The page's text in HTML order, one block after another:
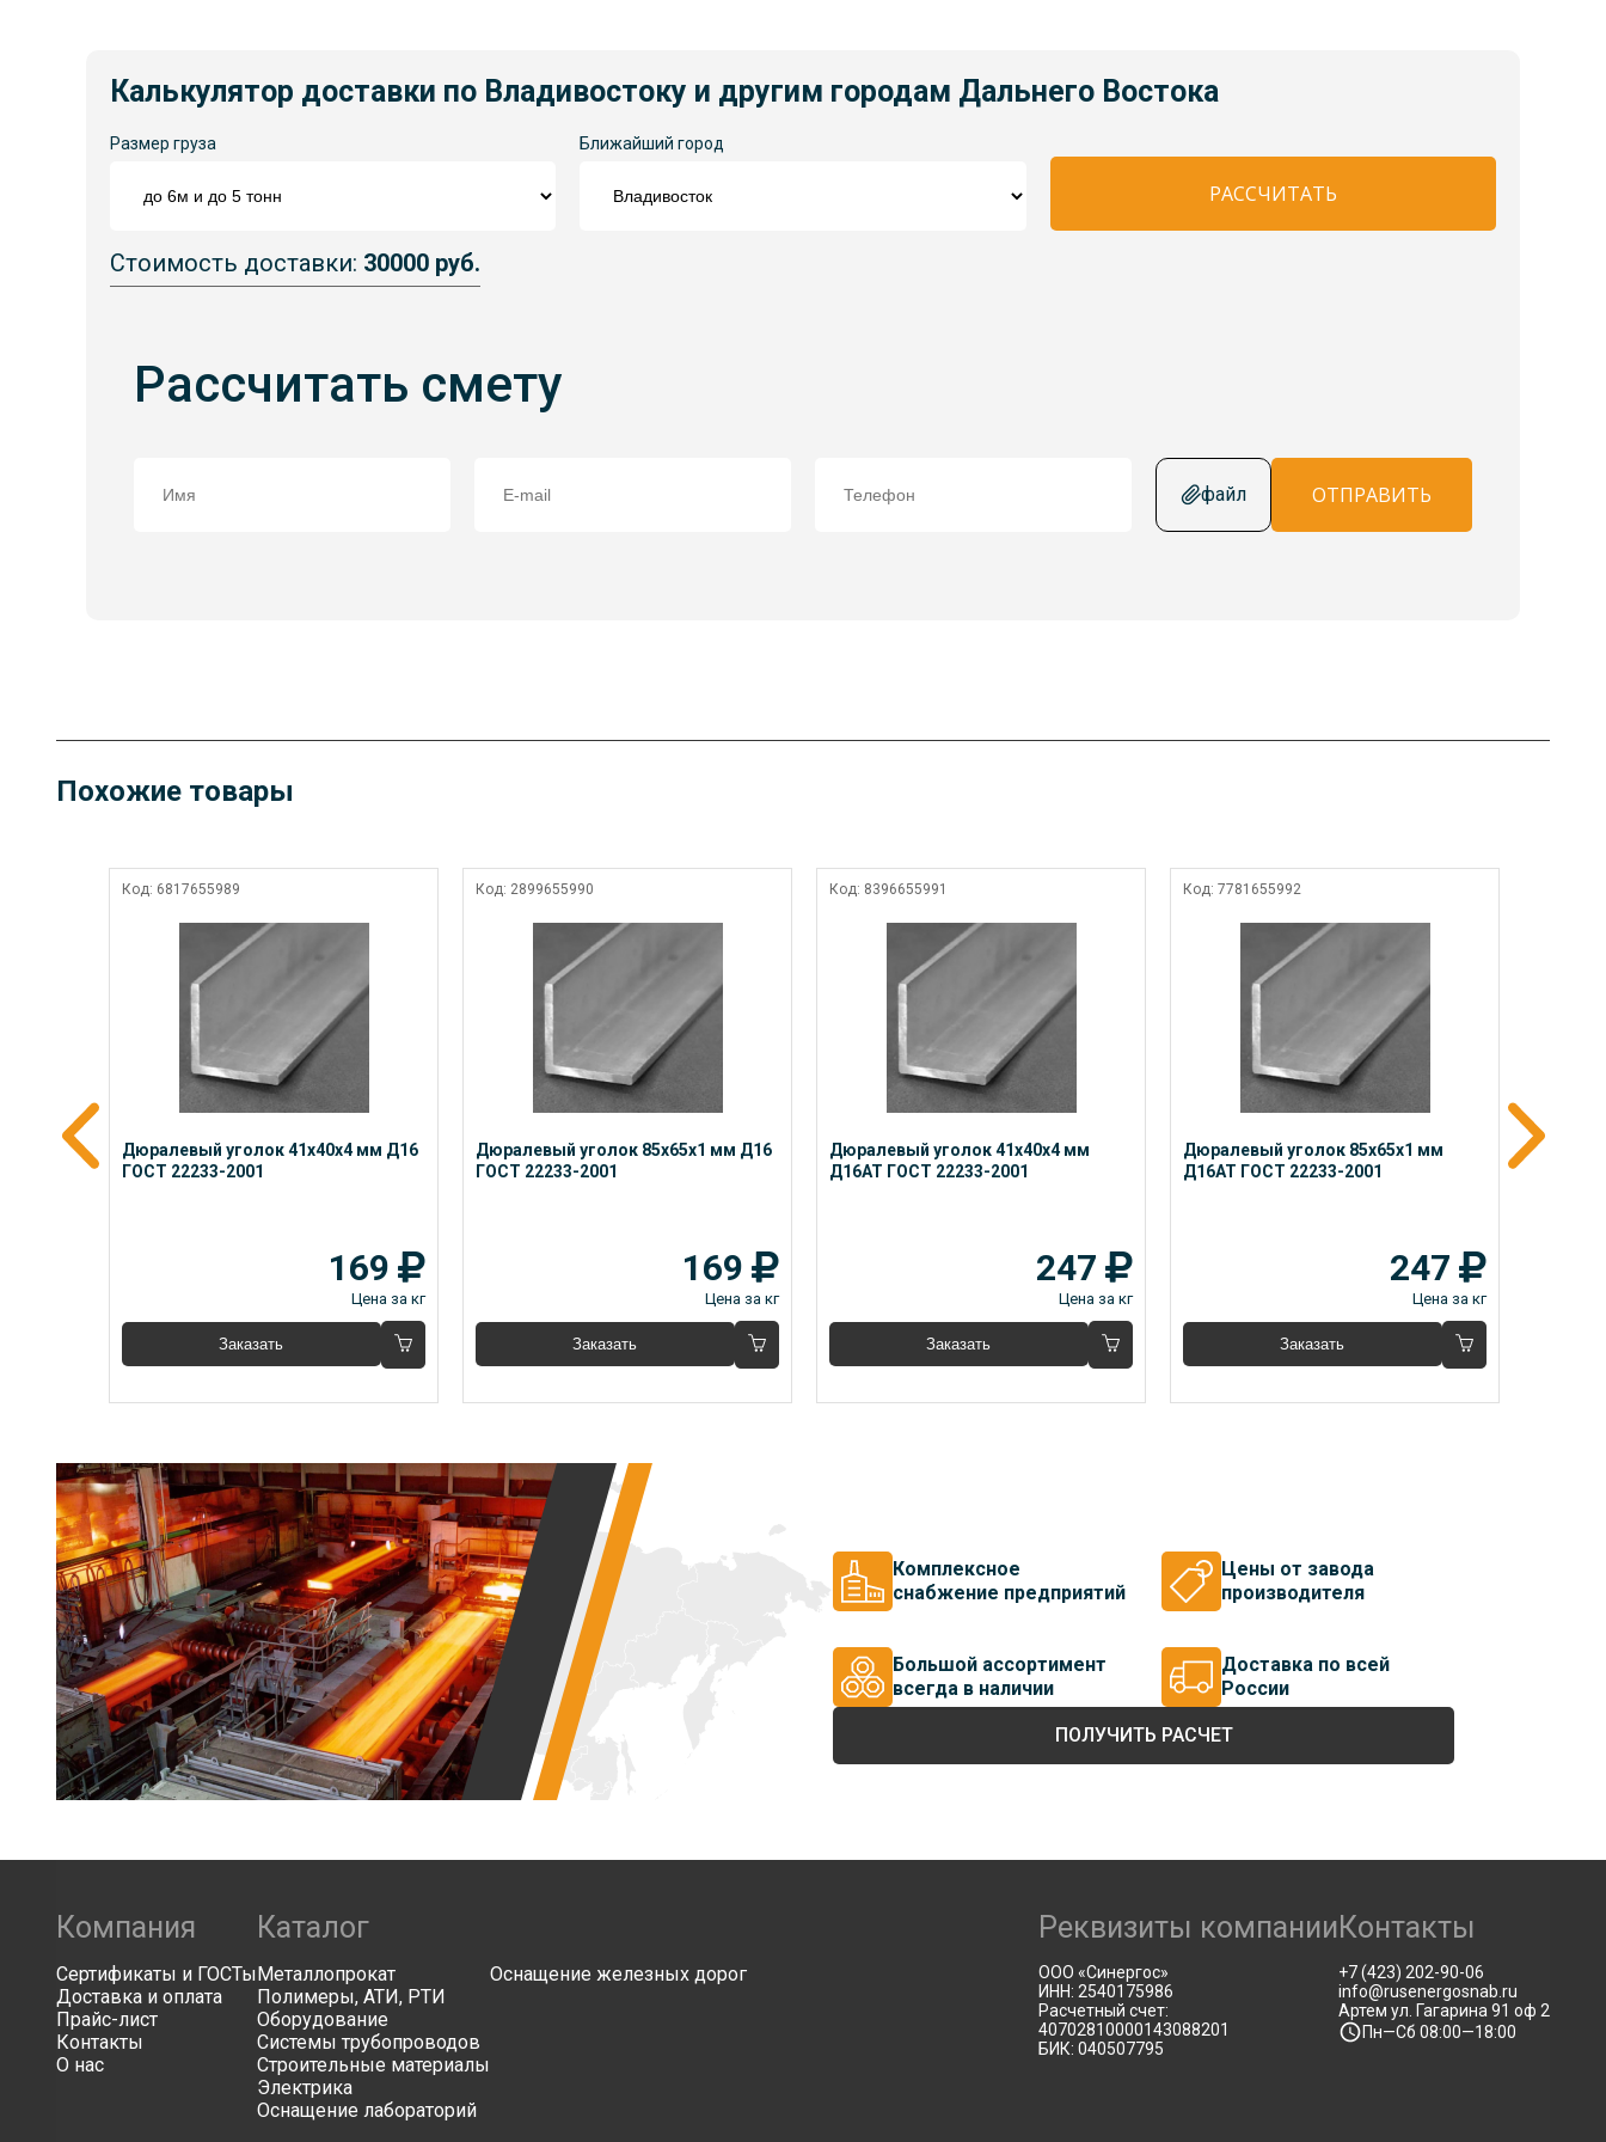
Калькулятор доставки по Владивостоку и другим городам Дальнего Востока
Размер груза Ближайший город
РАССЧИТАТЬ
Стоимость доставки: 30000 руб.
Рассчитать смету
файл ОТПРАВИТЬ
Похожие товары
Код: 6817655989
Дюралевый уголок 41x40x4 мм Д16
ГОСТ 22233-2001
169
Цена за кг
Заказать
Код: 2899655990
Дюралевый уголок 85x65x1 мм Д16
ГОСТ 22233-2001
169
Цена за кг
Заказать
Код: 8396655991
Дюралевый уголок 41x40x4 мм
Д16АТ ГОСТ 22233-2001
247
Цена за кг
Заказать
Код: 7781655992
Дюралевый уголок 85x65x1 мм
Д16АТ ГОСТ 22233-2001
247
Цена за кг
Заказать
Комплексное
снабжение предприятий
Цены от завода
производителя
Большой ассортимент
всегда в наличии
Доставка по всей
России
ПОЛУЧИТЬ РАСЧЕТ
Компания
Сертификаты и ГОСТы
Доставка и оплата
Прайс-лист
Контакты
О нас
Каталог
Металлопрокат
Полимеры, АТИ, РТИ
Оборудование
Системы трубопроводов
Строительные материалы
Электрика
Оснащение лабораторий
Оснащение железных дорог
Реквизиты компании
ООО «Синергос»
ИНН: 2540175986
Расчетный счет:
40702810000143088201
БИК: 040507795
Контакты
+7 (423) 202-90-06
info@rusenergosnab.ru
Артем ул. Гагарина 91 оф 2
Пн—Сб 08:00—18:00